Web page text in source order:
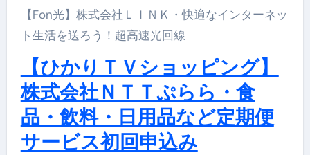
【Fon光】株式会社ＬＩＮＫ・快適なインターネッ
ト生活を送ろう！超高速光回線
【ひかりＴＶショッピング】
株式会社ＮＴＴぷらら・食
品・飲料・日用品など定期便
サービス初回申込み